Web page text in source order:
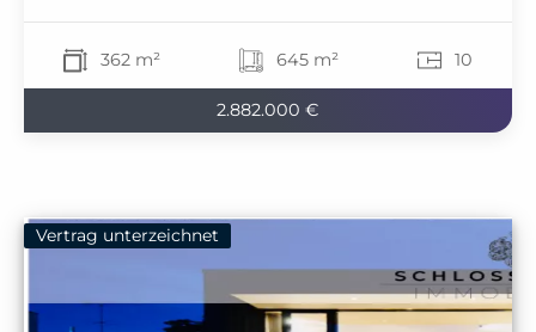
362 m² 645 m² 10
2.882.000 €
Vertrag unterzeichnet